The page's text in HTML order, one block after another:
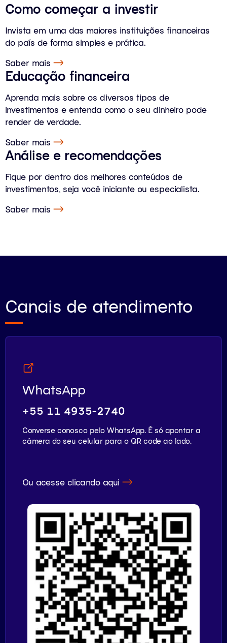
Como começar a investir
Invista em uma das maiores instituições financeiras
do país de forma simples e prática.
Saber mais
Educação financeira
Aprenda mais sobre os diversos tipos de
investimentos e entenda como o seu dinheiro pode
render de verdade.
Saber mais
Análise e recomendações
Fique por dentro dos melhores conteúdos de
investimentos, seja você iniciante ou especialista.
Saber mais
Canais de atendimento
WhatsApp
+55 11 4935-2740
Converse conosco pelo WhatsApp. É só apontar a
câmera do seu celular para o QR code ao lado.
Ou acesse clicando aqui